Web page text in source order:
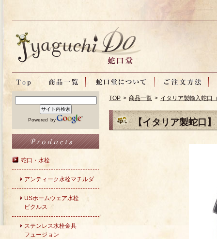
Powered by
蛇口・水栓
アンティーク水栓マチルダ
USホームウェア水栓
ピクルス
ステンレス水栓金具
フュージョン
TOP > 商品一覧 > イタリア製輸入蛇口
【イタリア製蛇口